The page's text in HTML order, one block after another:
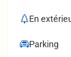
En
Parking